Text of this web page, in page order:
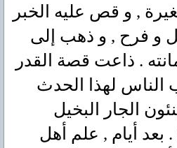
, و قص عليه الخبر
و فرح , و ذهب إلى
. ذاعت قصة القدر
الناس لهذا الحدث
الجار البخيل
بعد أيام , علم أهل